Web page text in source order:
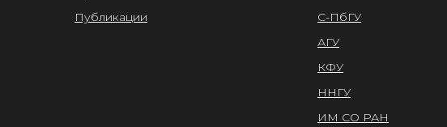
Публикации
С-ПбГУ
АГУ
КФУ
ННГУ
ИМ СО РАН